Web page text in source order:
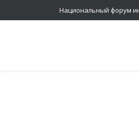
Национальный форум